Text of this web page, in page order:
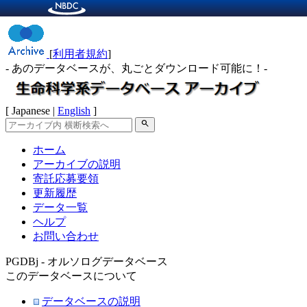
[利用者規約]
- あのデータベースが、丸ごとダウンロード可能に！-
[ Japanese | English ]
search
ホーム
アーカイブの説明
寄託応募要領
更新履歴
データ一覧
ヘルプ
お問い合わせ
PGDBj - オルソログデータベース
このデータベースについて
データベースの説明